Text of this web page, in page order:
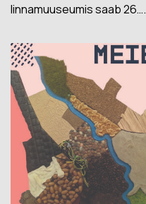
linnamuuseumis saab 26….